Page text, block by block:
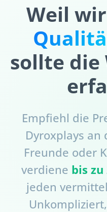
Weil
sollte die
Empfiehl die
Dyroxplays an
Freunde oder
verdiene bis
jeden